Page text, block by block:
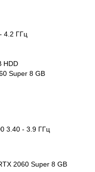
4.2 ГГц
HDD
Super 8 GB
3.40 - 3.9 ГГц
2060 Super 8 GB